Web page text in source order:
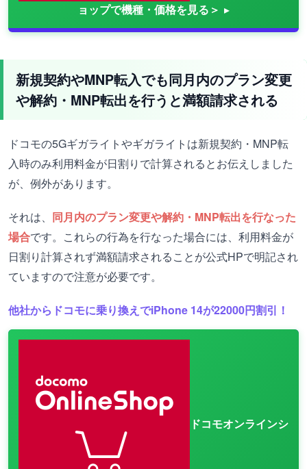
ョップで機種・価格を見る＞
新規契約やMNP転入でも同月内のプラン変更
や解約・MNP転出を行うと満額請求される
ドコモの5Gギガライトやギガライトは新規契約・MNP転
入時のみ利用料金が日割りで計算されるとお伝えしました
が、例外があります。
それは、 同月内のプラン変更や解約・MNP転出を行なった
場合です。これらの行為を行なった場合には、利用料金が
日割り計算されず満額請求されることが公式HPで明記され
ていますので注意が必要です。
他社からドコモに乗り換えでiPhone 14が22000円割引！
ドコモオンラインシ